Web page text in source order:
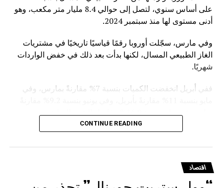
على أساس سنوي، لتصل إلى حوالي 8.4 مليار متر مكعب، وهو
أدنى مستوى لها منذ سبتمبر 2024.
وفي مارس، سجّلت أوروبا رقمًا قياسيًا تاريخيًا في مشتريات
الغاز الطبيعي المسال، لكنها بدأت بعد ذلك في خفض الواردات
شهريًا.
ففي أبريل انخفضت الكميات بنسبة 7% مقارنةً بمارس، وفي
ويأتي هذا التراجع في ظل التوجه الأوروبي الرسمي للفكاك من
الغاز الروسي. ففي يناير الماضي، أقر مجلس الاتحاد الأوروبي
والغاز القادم عبر الخطوط الأنبوبية
CONTINUE READING
اقتصاد